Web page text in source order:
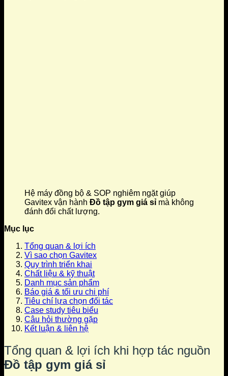
Hệ máy đồng bộ & SOP nghiêm ngặt giúp
Gavitex vận hành Đồ tập gym giá sỉ mà không
đánh đổi chất lượng.
Mục lục
Tổng quan & lợi ích
Vì sao chọn Gavitex
Quy trình triển khai
Chất liệu & kỹ thuật
Danh mục sản phẩm
Báo giá & tối ưu chi phí
Tiêu chí lựa chọn đối tác
Case study tiêu biểu
Câu hỏi thường gặp
Kết luận & liên hệ
Tổng quan & lợi ích khi hợp tác nguồn
Đồ tập gym giá sỉ